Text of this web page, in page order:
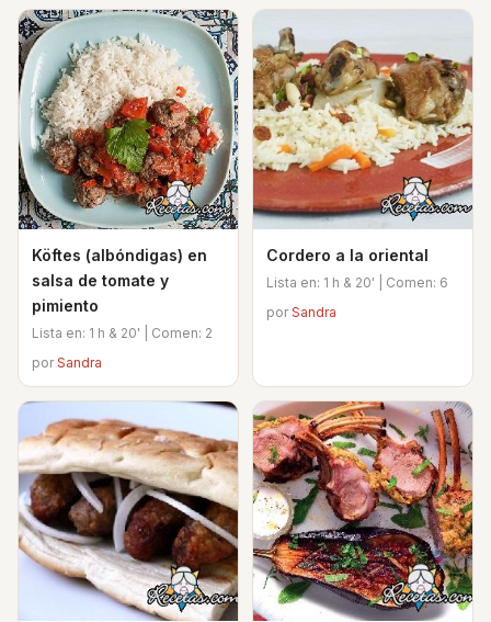
Köftes (albóndigas) en
salsa de tomate y
pimiento
Lista en: 1 h & 20' | Comen: 2
porSandra
Cordero a la oriental
Lista en: 1 h & 20' | Comen: 6
porSandra